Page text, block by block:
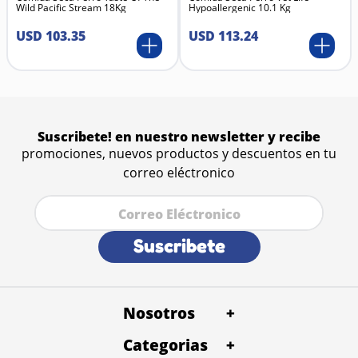
glucémico).
Almidón de guisante.
Grasa de pollo.
Pulpa de remolacha deshidratada.
Aceite de pescado (rico en omega-3).
Vitaminas A, D3, E y complejo B.
Taurina (aminoácido esencial para gatos).
Antioxidantes naturales.
Wild Pacific Stream 18Kg
USD 103.35
Hypoallergenic 10.1 Kg
USD 113.24
Suscribete! en nuestro newsletter y recibe
promociones, nuevos productos y descuentos en tu
correo eléctronico
Suscribete
Nosotros
+
Quienes Somos
Categorias
+